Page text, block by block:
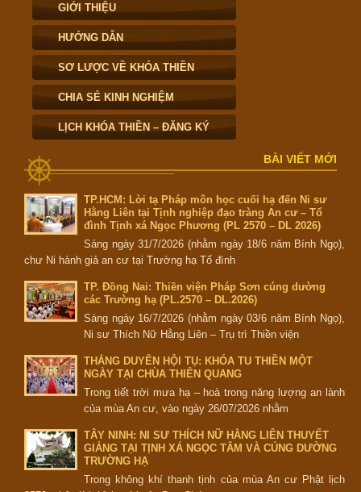
GIỚI THIỆU
HƯỚNG DẪN
SƠ LƯỢC VỀ KHÓA THIỀN
CHIA SẺ KINH NGHIỆM
LỊCH KHÓA THIỀN – ĐĂNG KÝ
BÀI VIẾT MỚI
TP.HCM: Lời tạ Pháp môn học cuối hạ đến Ni sư
Hằng Liên tại Tịnh nghiệp đạo tràng An cư – Tổ
đình Tịnh xá Ngọc Phương (PL 2570 – DL 2026)
Sáng ngày 31/7/2026 (nhằm ngày 18/6 năm Bính Ngọ),
chư Ni hành giả an cư tại Trường hạ Tổ đình
TP. Đồng Nai: Thiền viện Pháp Sơn cúng dường
các Trường hạ (PL.2570 – DL.2026)
Sáng ngày 16/7/2026 (nhằm ngày 03/6 năm Bính Ngọ),
Ni sư Thích Nữ Hằng Liên – Trụ trì Thiền viện
THẮNG DUYÊN HỘI TỤ: KHÓA TU THIỀN MỘT
NGÀY TẠI CHÙA THIÊN QUANG
Trong tiết trời mưa hạ – hoà trong năng lượng an lành
của mùa An cư, vào ngày 26/07/2026 nhằm
TÂY NINH: NI SƯ THÍCH NỮ HẰNG LIÊN THUYẾT
GIẢNG TẠI TỊNH XÁ NGỌC TÂM VÀ CÚNG DƯỜNG
TRƯỜNG HẠ
Trong không khí thanh tịnh của mùa An cư Phật lịch